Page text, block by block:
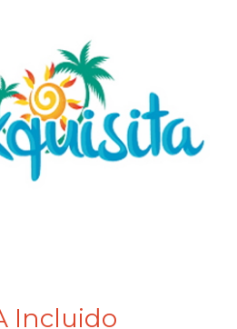
Incluido